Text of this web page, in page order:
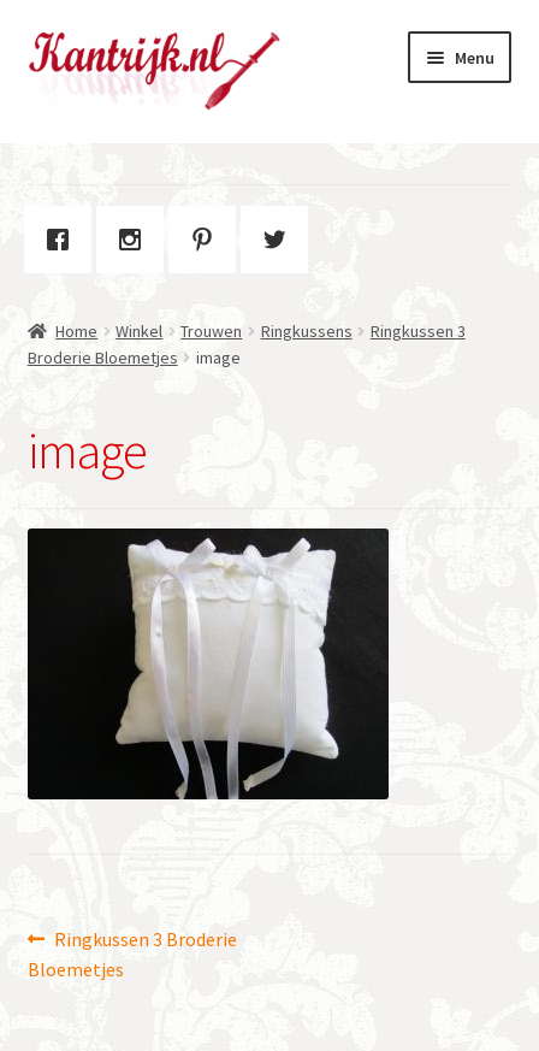
Ga
door
Ga
naar
Menu
Contact
Home Winkel Trouwen Ringkussens
Ringkussen 3
Broderie Bloemetjes
image
image
Bericht
navigatie
Vorig
bericht:
Ringkussen 3 Broderie
Bloemetjes